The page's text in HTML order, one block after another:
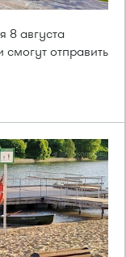
8 августа
отправить